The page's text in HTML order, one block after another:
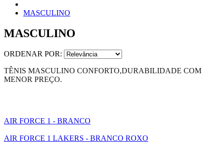
MASCULINO
MASCULINO
ORDENAR POR:
TÊNIS MASCULINO CONFORTO,DURABILIDADE COM
MENOR PREÇO.
AIR FORCE 1 - BRANCO
AIR FORCE 1 LAKERS - BRANCO ROXO